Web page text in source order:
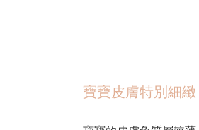
寶寶皮膚特別細緻